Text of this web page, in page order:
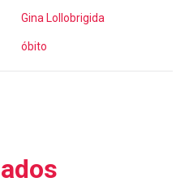
Gina Lollobrigida
óbito